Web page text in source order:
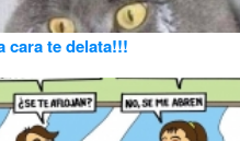
cara te delata!!!